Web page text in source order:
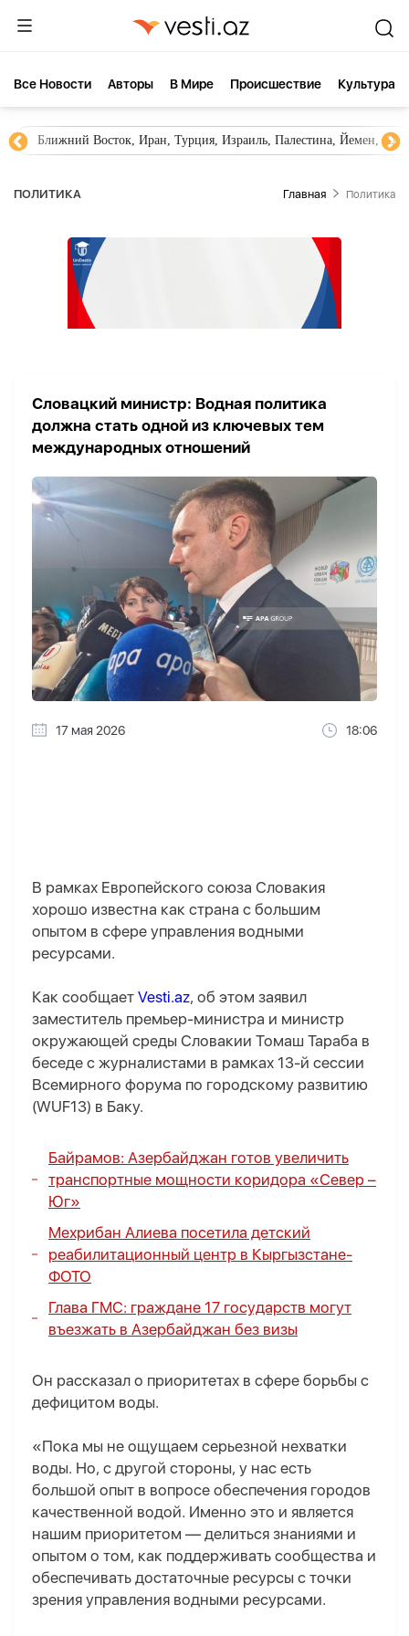
Все Новости Aвторы В Мире Происшествие Культура
Ближний Восток, Иран, Турция, Израиль, Палестина, Йемен,
ПОЛИТИКА Главная Политика
Словацкий министр: Водная политика
должна стать одной из ключевых тем
международных отношений
17 мая 2026 18:06
В рамках Европейского союза Словакия
хорошо известна как страна с большим
опытом в сфере управления водными
ресурсами.
Как сообщает Vesti.az, об этом заявил
заместитель премьер-министра и министр
окружающей среды Словакии Томаш Тараба в
беседе с журналистами в рамках 13-й сессии
Всемирного форума по городскому развитию
(WUF13) в Баку.
Байрамов: Азербайджан готов увеличить
транспортные мощности коридора «Север –
Юг»
Мехрибан Алиева посетила детский
реабилитационный центр в Кыргызстане-
ФОТО
Глава ГМС: граждане 17 государств могут
въезжать в Азербайджан без визы
Он рассказал о приоритетах в сфере борьбы с
дефицитом воды.
«Пока мы не ощущаем серьезной нехватки
воды. Но, с другой стороны, у нас есть
большой опыт в вопросе обеспечения городов
качественной водой. Именно это и является
нашим приоритетом — делиться знаниями и
опытом о том, как поддерживать сообщества и
обеспечивать достаточные ресурсы с точки
зрения управления водными ресурсами.